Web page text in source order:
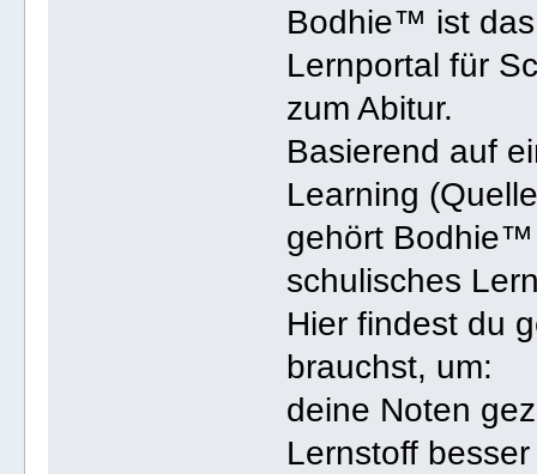
Bodhie™ ist
Lernportal für
zum Abitur.
Basierend auf
Learning
gehört Bodhie™
schulisches
Hier findest du
brauchst, um:
deine Noten
Lernstoff